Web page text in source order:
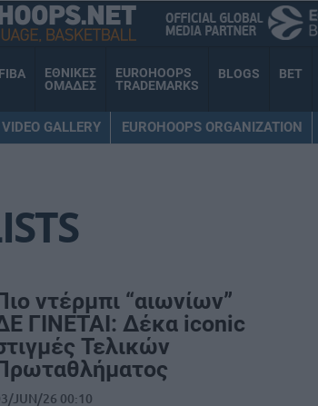
FIBA
ΕΘΝΙΚΕΣ
ΟΜΑΔΕΣ
EUROHOOPS
TRADEMARKS
BLOGS BET
VIDEO GALLERY EUROHOOPS ORGANIZATION
ντέρμπι “αιωνίων”
ΓΙΝΕΤΑΙ: Δέκα iconic
Τελικών
JUN/26 00:10